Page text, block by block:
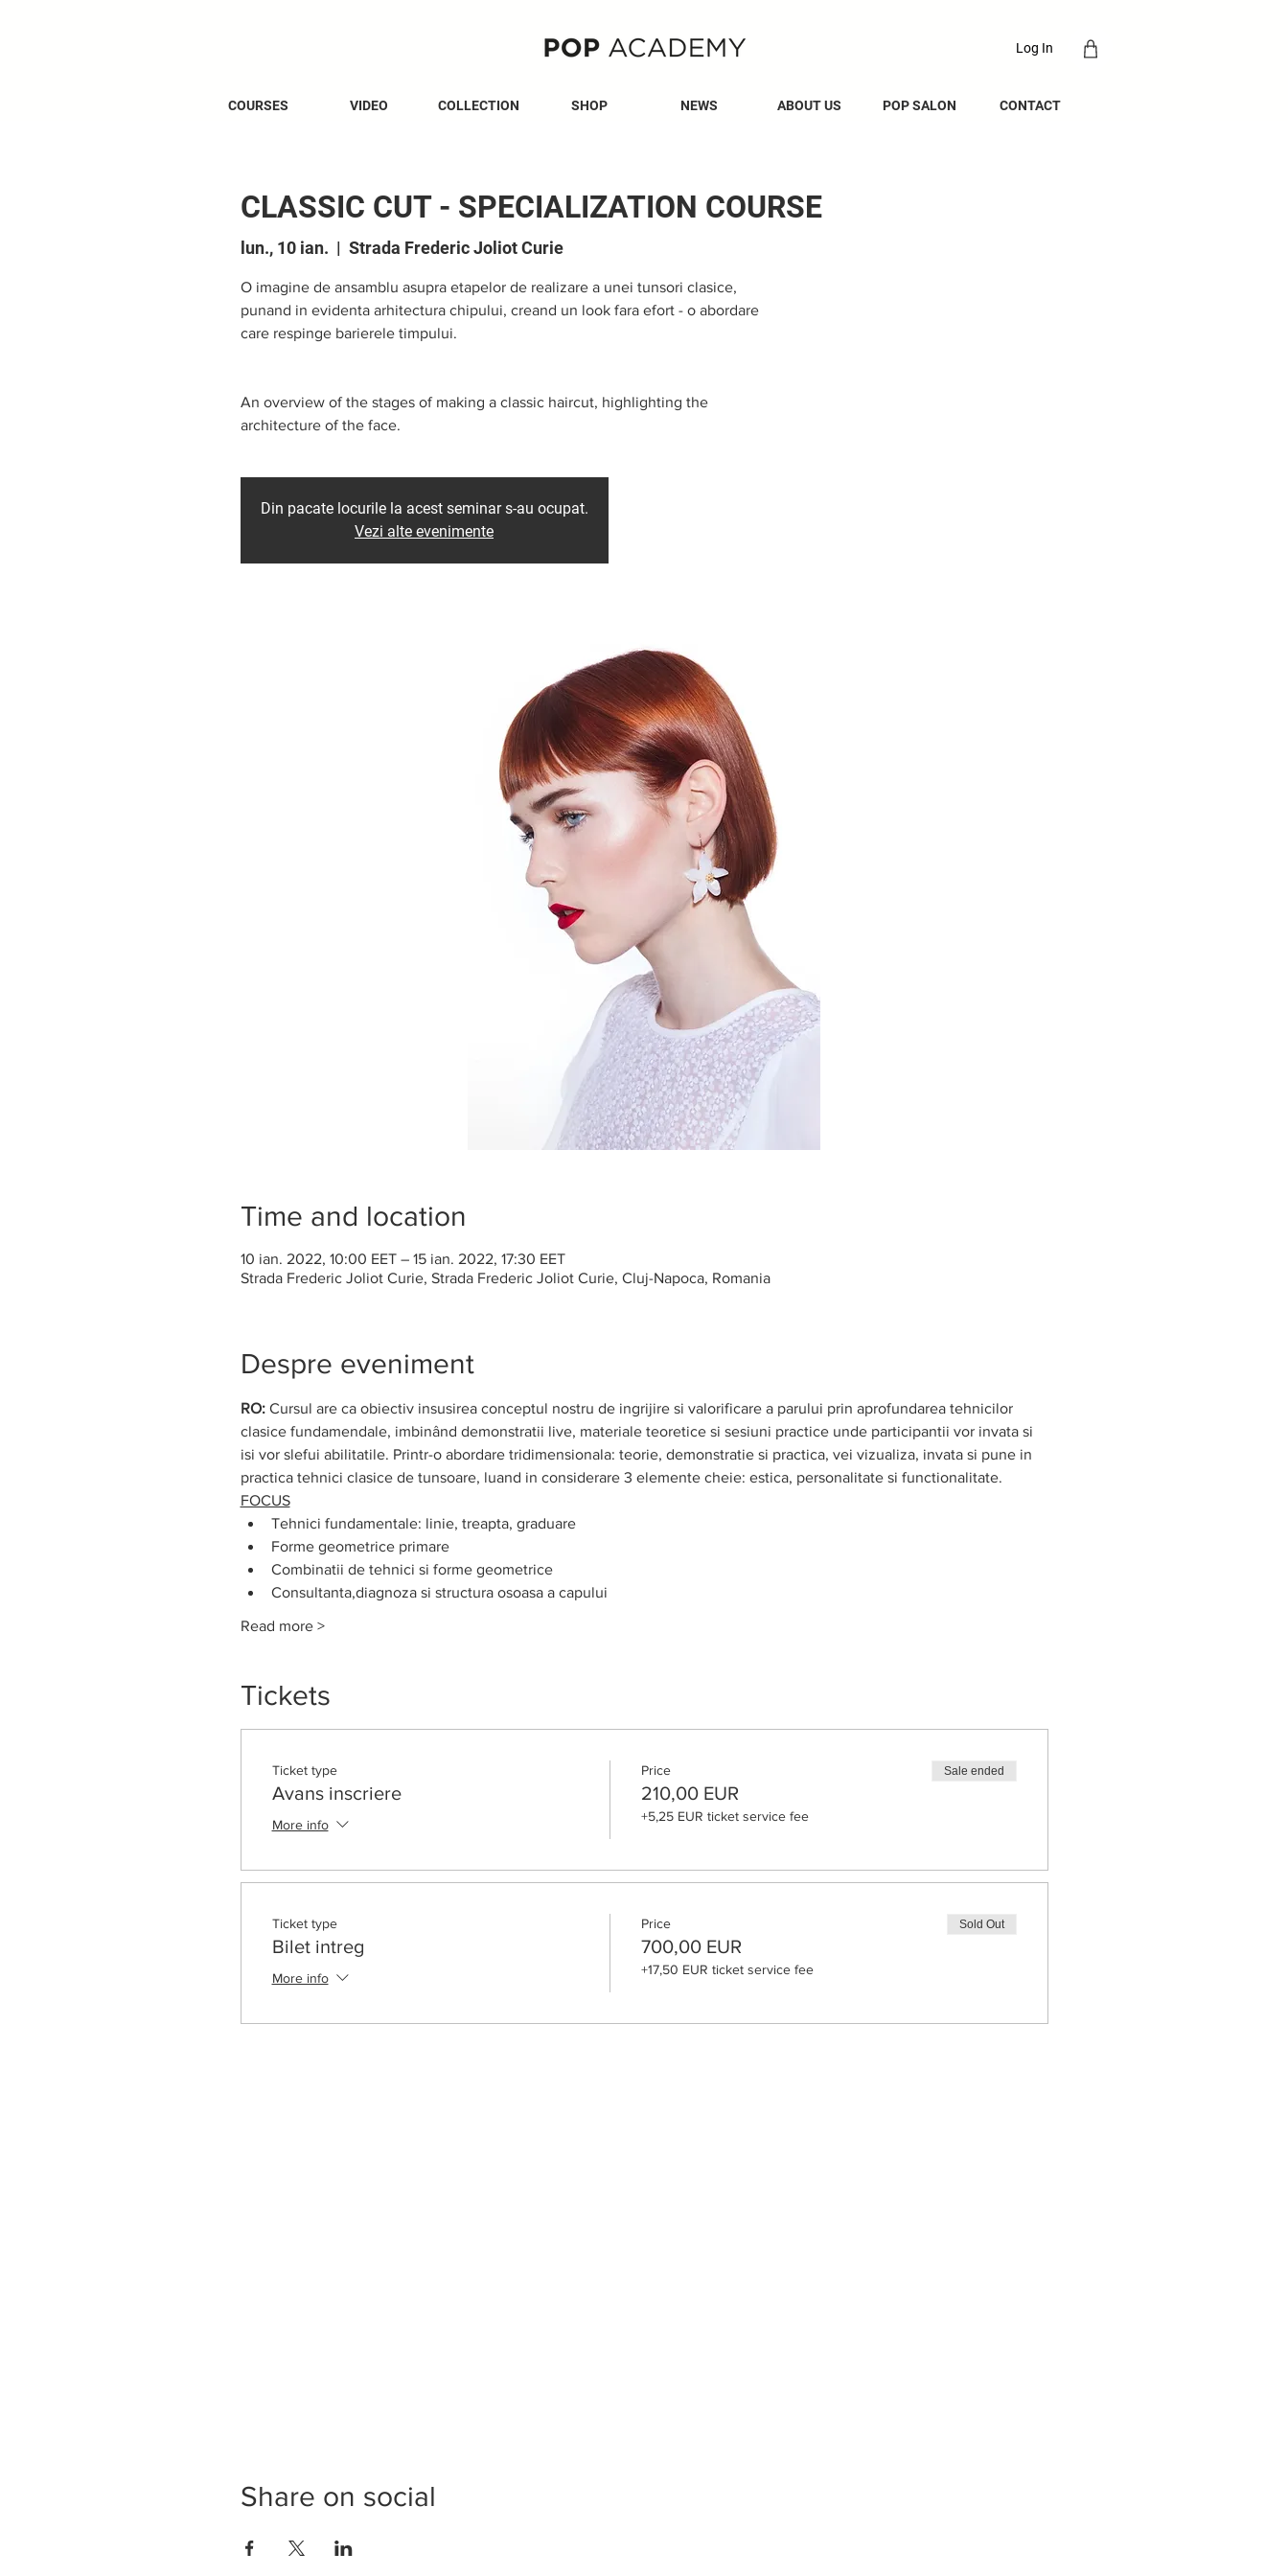
Log In
COURSES VIDEO COLLECTION SHOP NEWS ABOUT US POP SALON CONTACT
CLASSIC CUT - SPECIALIZATION COURSE
lun., 10 ian.
  |
Strada Frederic Joliot Curie
O imagine de ansamblu asupra etapelor de realizare a unei tunsori clasice,
punand in evidenta arhitectura chipului, creand un look fara efort - o abordare
care respinge barierele timpului.
An overview of the stages of making a classic haircut, highlighting the
architecture of the face.
Din pacate locurile la acest seminar s-au ocupat.
Vezi alte evenimente
Time and location
10 ian. 2022, 10:00 EET – 15 ian. 2022, 17:30 EET
Strada Frederic Joliot Curie, Strada Frederic Joliot Curie, Cluj-Napoca, Romania
Despre eveniment
RO: Cursul are ca obiectiv insusirea conceptul nostru de ingrijire si valorificare a parului prin aprofundarea tehnicilor
clasice fundamendale, imbinând demonstratii live, materiale teoretice si sesiuni practice unde participantii vor invata si
isi vor slefui abilitatile. Printr-o abordare tridimensionala: teorie, demonstratie si practica, vei vizualiza, invata si pune in
practica tehnici clasice de tunsoare, luand in considerare 3 elemente cheie: estica, personalitate si functionalitate.
FOCUS
Tehnici fundamentale: linie, treapta, graduare
Forme geometrice primare
Combinatii de tehnici si forme geometrice
Consultanta,diagnoza si structura osoasa a capului
Read more >
Tickets
Ticket type
Avans inscriere
More info
Price
210,00 EUR
+5,25 EUR ticket service fee
Sale ended
Ticket type
Bilet intreg
More info
Price
700,00 EUR
+17,50 EUR ticket service fee
Sold Out
Share on social